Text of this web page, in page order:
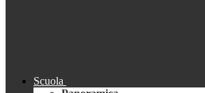
Scuola